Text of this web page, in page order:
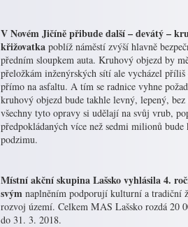
V Novém Jičíně přibude další – devátý –
křižovatka poblíž náměstí zvýší hlavně
předním sloupkem auta. Kruhový objezd by
přeložkám inženýrských sítí ale vycházel
přímo na asfaltu. A tím se radnice vyhne
kruhový objezd bude takhle levný, lepený,
všechny tyto opravy si udělají na svůj vrub,
předpokládaných více než sedmi milionů
podzimu.
Místní akční skupina Lašsko vyhlásila 4.
svým naplněním podporují kulturní a tradiční
rozvoj území. Celkem MAS Lašsko rozdá 20
do 31. 3. 2018.